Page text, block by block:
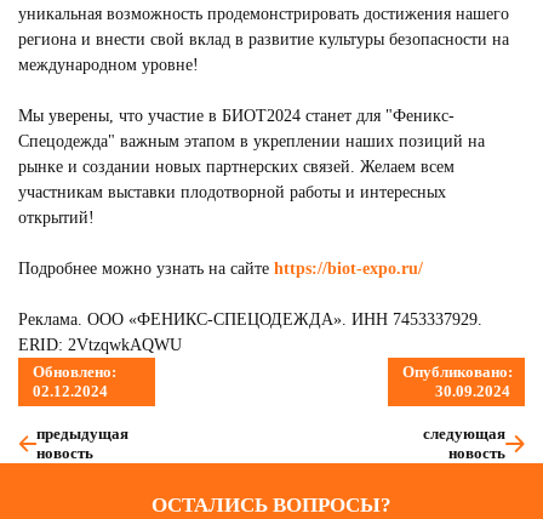
уникальная возможность продемонстрировать достижения нашего
региона и внести свой вклад в развитие культуры безопасности на
международном уровне!
Мы уверены, что участие в БИОТ2024 станет для "Феникс-
Спецодежда" важным этапом в укреплении наших позиций на
рынке и создании новых партнерских связей. Желаем всем
участникам выставки плодотворной работы и интересных
открытий!
Подробнее можно узнать на сайте https://biot-expo.ru/
Реклама. ООО «ФЕНИКС-СПЕЦОДЕЖДА». ИНН 7453337929.
ERID: 2VtzqwkAQWU
Обновлено:
02.12.2024
Опубликовано:
30.09.2024
предыдущая
новость
следующая
новость
ОСТАЛИСЬ ВОПРОСЫ?